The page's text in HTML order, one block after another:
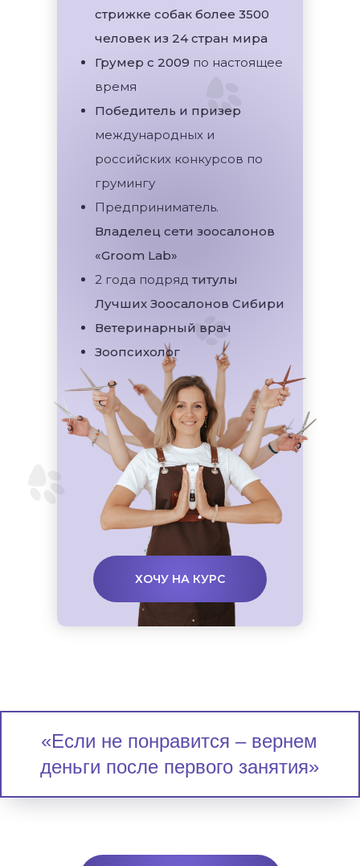
стрижке собак более 3500
человек из 24 стран мира
Грумер с 2009 по настоящее
время
Победитель и призер
международных и
российских конкурсов по
грумингу
Предприниматель.
Владелец сети зоосалонов
«Groom Lab»
2 года подрядтитулы
Лучших Зоосалонов Сибири
Ветеринарный врач
Зоопсихолог
ХОЧУ НА КУРС
«Если не понравится – вернем
деньги после первого занятия»